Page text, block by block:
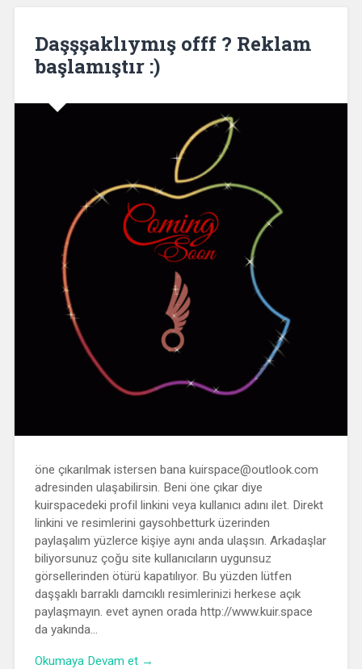
Daşşşaklıymış offf ? Reklam
başlamıştır :)
öne çıkarılmak istersen bana kuirspace@outlook.com
adresinden ulaşabilirsin. Beni öne çıkar diye
kuirspacedeki profil linkini veya kullanıcı adını ilet. Direkt
linkini ve resimlerini gaysohbetturk üzerinden
paylaşalım yüzlerce kişiye aynı anda ulaşsın. Arkadaşlar
biliyorsunuz çoğu site kullanıcıların uygunsuz
görsellerinden ötürü kapatılıyor. Bu yüzden lütfen
daşşaklı barraklı damcıklı resimlerinizi herkese açık
paylaşmayın. evet aynen orada http://www.kuir.space
da yakında…
Okumaya Devam et →